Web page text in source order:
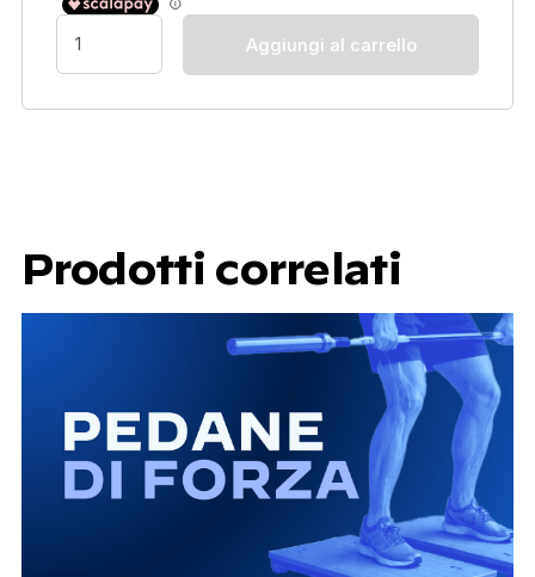
Aggiungi al carrello
Prodotti correlati